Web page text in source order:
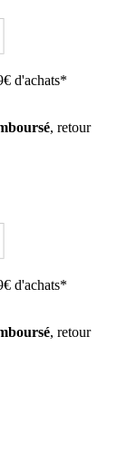
d'achats*
, retour
d'achats*
, retour